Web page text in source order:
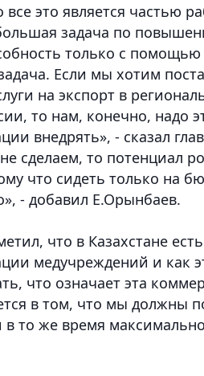
все это является частью
задача по
только с
Если мы хотим
на экспорт в
то нам, конечно, надо
внедрять», - сказал
сделаем, то потенциал
что сидеть только на
- добавил Е.Орынбаев.
что в Казахстане
медучреждений и как
что означает эта
в том, что мы должны
то же время